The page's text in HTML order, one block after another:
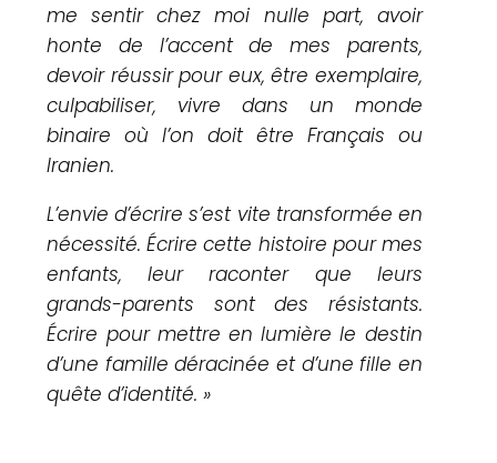
me sentir chez moi nulle part, avoir
honte de l’accent de mes parents,
devoir réussir pour eux, être exemplaire,
culpabiliser, vivre dans un monde
binaire où l’on doit être Français ou
Iranien.
L’envie d’écrire s’est vite transformée en
nécessité. Écrire cette histoire pour mes
enfants, leur raconter que leurs
grands-parents sont des résistants.
Écrire pour mettre en lumière le destin
d’une famille déracinée et d’une fille en
quête d’identité. »